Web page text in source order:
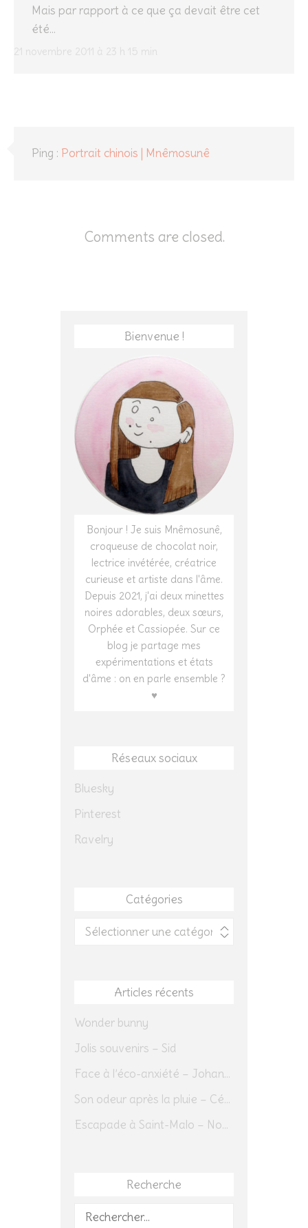
21 novembre 2011 à 23 h 15 min
Mais par rapport à ce que ça devait être cet
été…
Ping : Portrait chinois | Mnêmosunê
Comments are closed.
Bienvenue !
Bonjour ! Je suis Mnêmosunê,
croqueuse de chocolat noir,
lectrice invétérée, créatrice
curieuse et artiste dans l'âme.
Depuis 2021, j'ai deux minettes
noires adorables, deux sœurs,
Orphée et Cassiopée. Sur ce
blog je partage mes
expérimentations et états
d'âme : on en parle ensemble ?
♥
Réseaux sociaux
Bluesky
Pinterest
Ravelry
Catégories
Catégories
Articles récents
Wonder bunny
Jolis souvenirs – Sid
Face à l’éco-anxiété – Johannes Herrmann
Son odeur après la pluie – Cédric Sapin-Defour
Escapade à Saint-Malo – Novembre 2025 – Jour 1
Recherche
Rechercher :